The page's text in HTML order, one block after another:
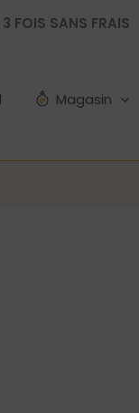
FOIS SANS FRAIS
Magasin